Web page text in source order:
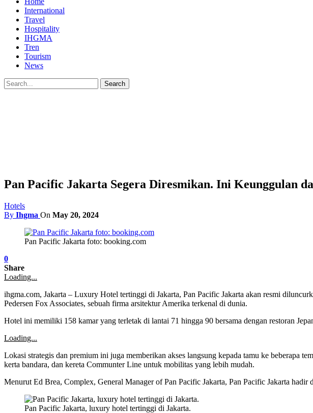
International
Travel
Hospitality
IHGMA
Tren
Tourism
News
Pan Pacific Jakarta Segera Diresmikan. Ini Keunggulan
Hotels
By Ihgma On May 20, 2024
Pan Pacific Jakarta foto: booking.com
0
Share
Loading...
ihgma.com, Jakarta – Luxury Hotel tertinggi di Jakarta, Pan Pacific Jakarta akan resmi
Pedersen Fox Associates, sebuah firma arsitektur Amerika terkenal di dunia.
Hotel ini memiliki 158 kamar yang terletak di lantai 71 hingga 90 bersama dengan restoran
Loading...
Lokasi strategis dan premium ini juga memberikan akses langsung kepada tamu ke beberapa
kerta bandara, dan kereta Communter Line untuk mobilitas yang lebih mudah.
Menurut Ed Brea, Complex, General Manager of Pan Pacific Jakarta, Pan Pacific Jakarta
Pan Pacific Jakarta, luxury hotel tertinggi di Jakarta.